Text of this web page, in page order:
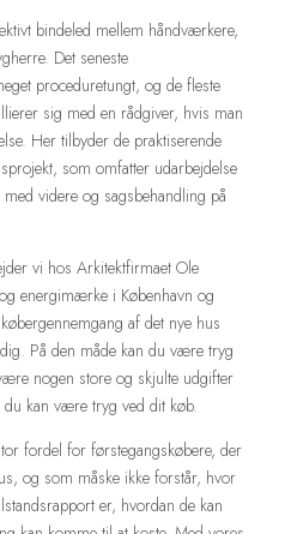
bindeled mellem håndværkere,
Det seneste
proceduretungt, og de fleste
sig med en rådgiver, hvis man
Her tilbyder de praktiserende
som omfatter udarbejdelse
videre og sagsbehandling på
vi hos Arkitektfirmaet Ole
energimærke i København og
af det nye hus
På den måde kan du være tryg
nogen store og skjulte udgifter
kan være tryg ved dit køb.
fordel for førstegangskøbere, der
og som måske ikke forstår, hvor
er, hvordan de kan